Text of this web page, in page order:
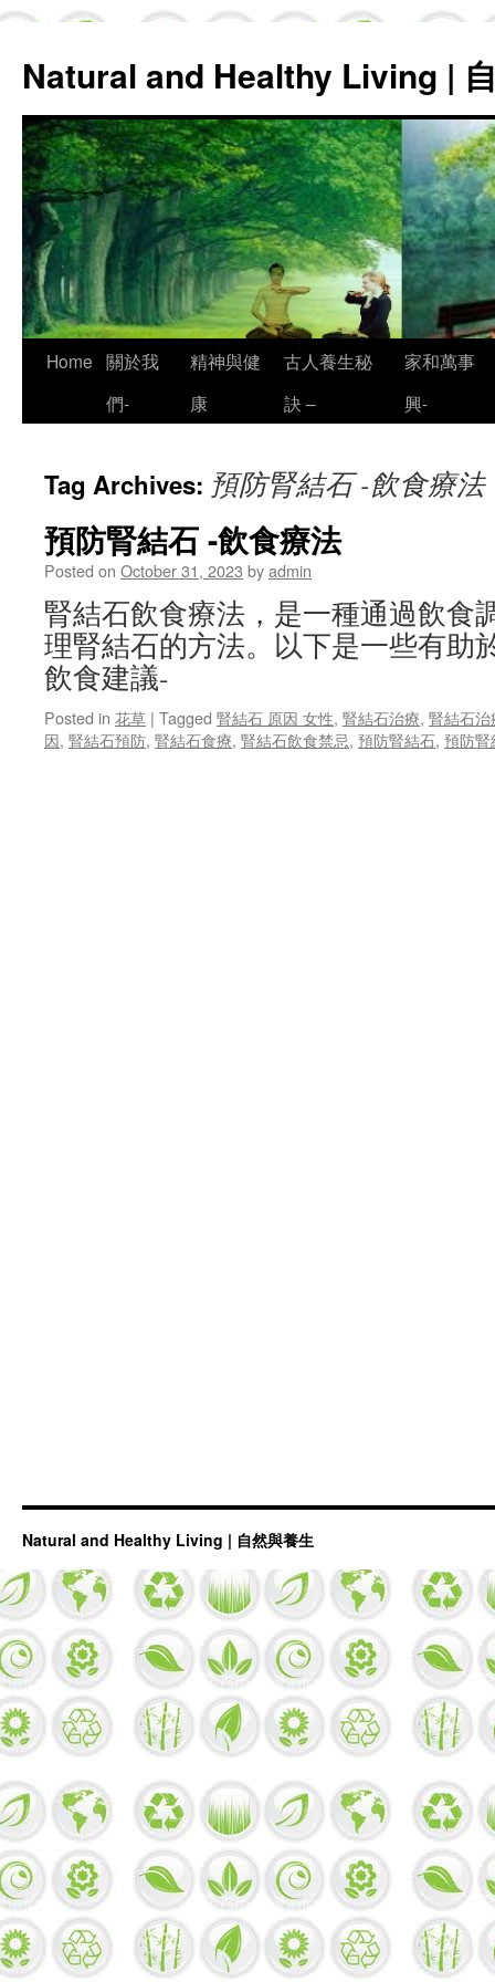
Natural and Healthy Living |
Skip
Home 關於我
們-
精神與健
康
古人養生秘
訣 –
家和萬事
興-
Tag Archives: 預防腎結石 -飲食療法
預防腎結石 -飲食療法
Posted on October 31, 2023 byadmin
腎結石飲食療法，是一種通過飲食
理腎結石的方法。以下是一些有助
飲食建議-
Posted in 花草 | Tagged 腎結石 原因 女性, 腎結石治療, 腎結石治
因, 腎結石預防, 腎結石食療, 腎結石飲食禁忌, 預防腎結石, 預防
Natural and Healthy Living | 自然與養生